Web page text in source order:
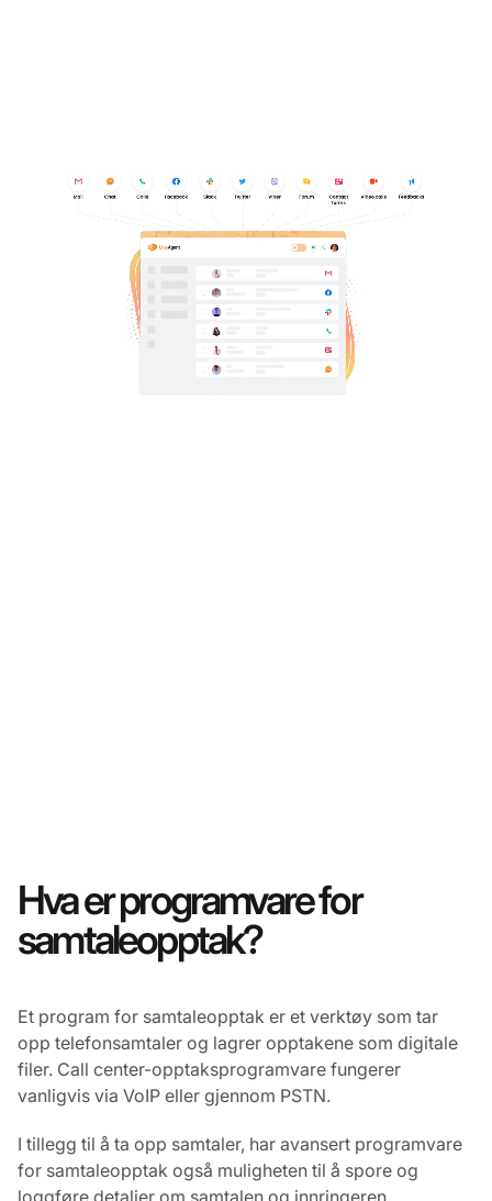
Hva er programvare for
samtaleopptak?
Et program for samtaleopptak er et verktøy som tar
opp telefonsamtaler og lagrer opptakene som digitale
filer. Call center-opptaksprogramvare fungerer
vanligvis via VoIP eller gjennom PSTN.
I tillegg til å ta opp samtaler, har avansert programvare
for samtaleopptak også muligheten til å spore og
loggføre detaljer om samtalen og innringeren.